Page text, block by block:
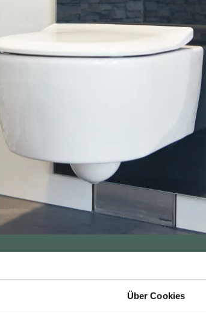
Über Cookies